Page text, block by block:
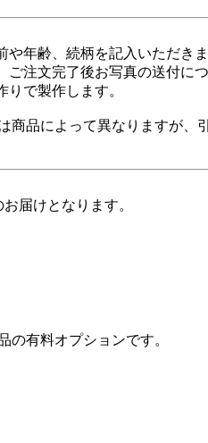
年齢、続柄を記入いただきま
注文完了後お写真の送付に
で製作します。
商品によって異なりますが
届けとなります。
の有料オプションです。